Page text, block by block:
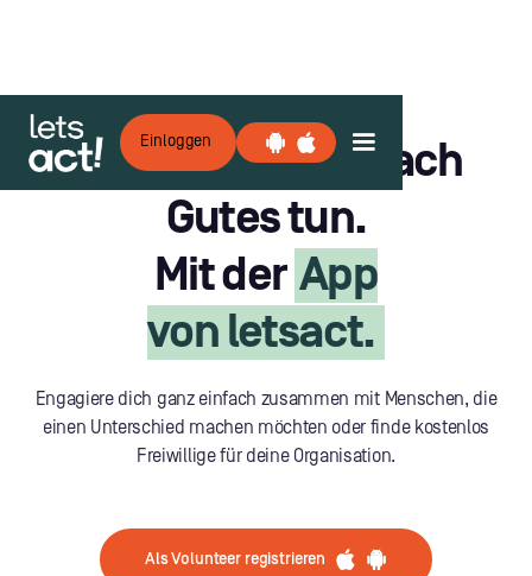
Einloggen
Gemeinsam einfach
Gutes tun.
Mit der App
von letsact.
Engagiere dich ganz einfach zusammen mit Menschen, die
einen Unterschied machen möchten oder finde kostenlos
Freiwillige für deine Organisation.
Als Volunteer registrieren